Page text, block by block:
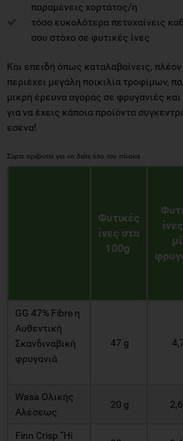
παραμένεις χορτάτος/η
τόσο ευκολότερα πετυχαίνεις
σου στόχο σε φυτικές ίνες
Και επειδή όπως καταλαβαίνεις,
περιέχει μεγάλη ποικιλία τροφίμων,
μικρή έρευνα αγοράς σε φρυγανιές
για να έχεις κάποια προϊόντα
εσένα!
Φυτικές
ίνες στα
100g
GG 47% Fibre η
Αυθεντική
Σκανδιναβική
φρυγανιά
47 g
Wasa Ολικής
Αλέσεως
20 g
Finn Crisp “Hi